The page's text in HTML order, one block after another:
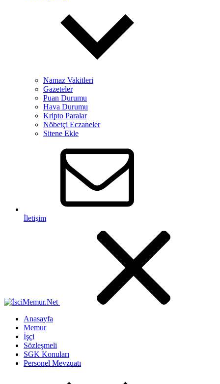
Namaz Vakitleri
Gazeteler
Puan Durumu
Hava Durumu
Kripto Paralar
Nöbetçi Eczaneler
Sitene Ekle
İletişim
Anasayfa
Memur
İşçi
Sözleşmeli
SGK Konuları
Personel Mevzuatı